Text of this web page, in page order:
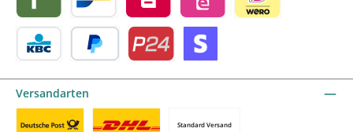
Riverty by mollieBancontact by mollie
Belfius by mollieeps by mollie
Versandarten
Standard Versand